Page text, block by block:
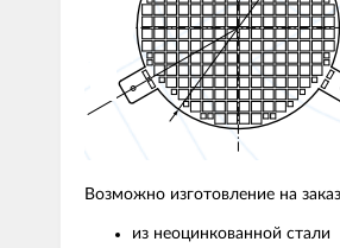
Возможно изготовление на
из неоцинкованной стали